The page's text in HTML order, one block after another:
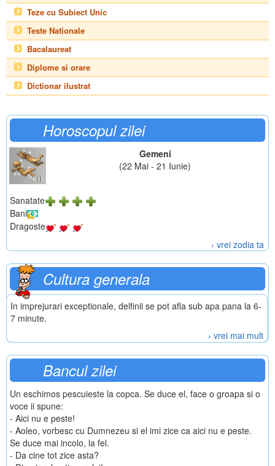
Teze cu Subiect Unic
Teste Nationale
Bacalaureat
Diplome si orare
Dictionar ilustrat
Horoscopul zilei
Gemeni
(22 Mai - 21 Iunie)
Sanatate
Bani
Dragoste
› vrei zodia ta
Cultura generala
In imprejurari exceptionale, delfinii se pot afla sub apa pana la 6-
7 minute.
› vrei mai mult
Bancul zilei
Un eschimos pescuieste la copca. Se duce el, face o groapa si o
voce ii spune:
- Aici nu e peste!
- Aoleo, vorbesc cu Dumnezeu si el imi zice ca aici nu e peste.
Se duce mai incolo, la fel.
- Da cine tot zice asta?